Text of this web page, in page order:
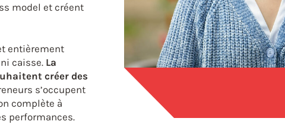
model et créent
entièrement
caisse. La
créer des
s’occupent
complète à
performances.